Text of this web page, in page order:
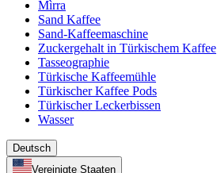
Mìrra
Sand Kaffee
Sand-Kaffeemaschine
Zuckergehalt in Türkischem Kaffee
Tasseographie
Türkische Kaffeemühle
Türkischer Kaffee Pods
Türkischer Leckerbissen
Wasser
Deutsch
Vereinigte Staaten